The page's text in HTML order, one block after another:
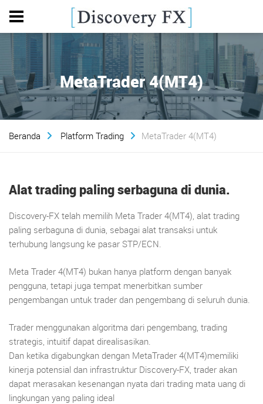
MetaTrader 4(MT4)
Beranda Platform Trading MetaTrader 4(MT4)
Alat trading paling serbaguna di dunia.
Discovery-FX telah memilih Meta Trader 4(MT4), alat trading
paling serbaguna di dunia, sebagai alat transaksi untuk
terhubung langsung ke pasar STP/ECN.
Meta Trader 4(MT4) bukan hanya platform dengan banyak
pengguna, tetapi juga tempat menerbitkan sumber
pengembangan untuk trader dan pengembang di seluruh dunia.
Trader menggunakan algoritma dari pengembang, trading
strategis, intuitif dapat direalisasikan.
Dan ketika digabungkan dengan MetaTrader 4(MT4)memiliki
kinerja potensial dan infrastruktur Discovery-FX, trader akan
dapat merasakan kesenangan nyata dari trading mata uang di
lingkungan yang paling ideal